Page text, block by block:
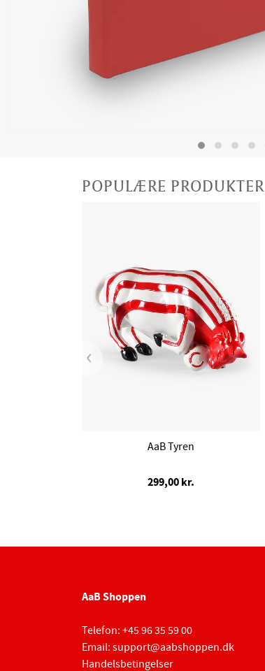
POPULÆRE PRODUKTER
AaB Tyren
299,00 kr.
‹
AaB Shoppen
Telefon: +45 96 35 59 00
Email: support@aabshoppen.dk
Handelsbetingelser